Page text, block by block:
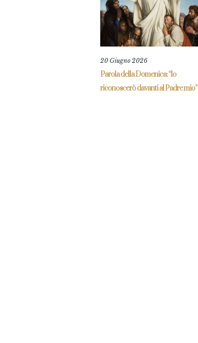
20 Giugno 2026
Parola della Domenica: “lo
riconoscerò davanti al Padre mio”